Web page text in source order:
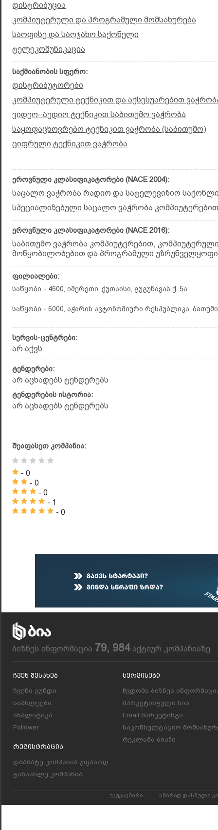
დისტრიბუცია
კომპიუტერული და პროგრამული მომსახურება
საოფისე და საოჯახო საქონელი
ტელეკომუნიკაცია
საქმიანობის სფერო:
დისტრიბუტორები
კომპიუტერული ტექნიკით და აქსესუარებით
ვიდეო–აუდიო ტექნიკით საბითუმო ვაჭრობა
საყოფაცხოვრებო ტექნიკით ვაჭრობა (საბითუმო)
ციფრული ტექნიკით ვაჭრობა
ეროვნული კლასიფიკატორები (NACE 2004):
საცალო ვაჭრობა რადიო და სატელევიზიო
სპეციალიზებული საცალო ვაჭრობა კომპიუტერებით
ეროვნული კლასიფიკატორები (NACE 2016):
საბითუმო ვაჭრობა კომპიუტერებით,
მოწყობილობებით და პროგრამული
ფილიალები:
საწყობი - 4600, იმერეთი, ქუთაისი, გუგუნავას ქ. 5ა
საწყობი - 6000, აჭარის ავტონომიური რესპუბლიკა,
სერვის-ცენტრები:
არ აქვს
ტენდერები:
არ აცხადებს ტენდერებს
ტენდერების ისტორია:
არ აცხადებს ტენდერებს
შეაფასეთ კომპანია:
- 0
- 0
- 0
- 1
- 0
ბიზნეს ინფორმაცია 79, 984აქტიურ კომპანიაზე
Ჩვენ Შესახებ
ჩვენი გუნდი
სიახლეები
ანალიტიკა
Follower
Რეგისტრაცია
დაამატე კომპანია უფასოდ
განაახლე კომპანია
Სერვისები
წვდომა ბიზნეს
მარკეტინგული სია
Email მარკეტინგი
საკონსულტაციო
რეკლამა ბიაში
უკუკავშირი ხშირად დასმული